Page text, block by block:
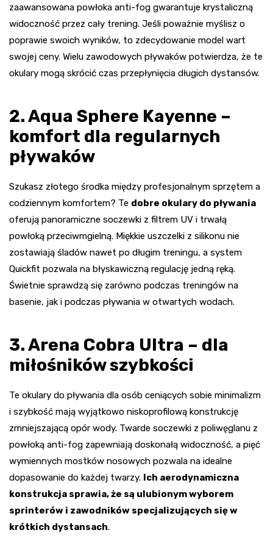
zaawansowana powłoka anti-fog gwarantuje krystaliczną
widoczność przez cały trening. Jeśli poważnie myślisz o
poprawie swoich wyników, to zdecydowanie model wart
swojej ceny. Wielu zawodowych pływaków potwierdza, że te
okulary mogą skrócić czas przepłynięcia długich dystansów.
2. Aqua Sphere Kayenne –
komfort dla regularnych
pływaków
Szukasz złotego środka między profesjonalnym sprzętem a
codziennym komfortem? Te dobre okulary do pływania
oferują panoramiczne soczewki z filtrem UV i trwałą
powłoką przeciwmgielną. Miękkie uszczelki z silikonu nie
zostawiają śladów nawet po długim treningu, a system
Quickfit pozwala na błyskawiczną regulację jedną ręką.
Świetnie sprawdzą się zarówno podczas treningów na
basenie, jak i podczas pływania w otwartych wodach.
3. Arena Cobra Ultra – dla
miłośników szybkości
Te okulary do pływania dla osób ceniących sobie minimalizm
i szybkość mają wyjątkowo niskoprofilową konstrukcję
zmniejszającą opór wody. Twarde soczewki z poliwęglanu z
powłoką anti-fog zapewniają doskonałą widoczność, a pięć
wymiennych mostków nosowych pozwala na idealne
dopasowanie do każdej twarzy. Ich aerodynamiczna
konstrukcja sprawia, że są ulubionym wyborem
sprinterów i zawodników specjalizujących się w
krótkich dystansach.